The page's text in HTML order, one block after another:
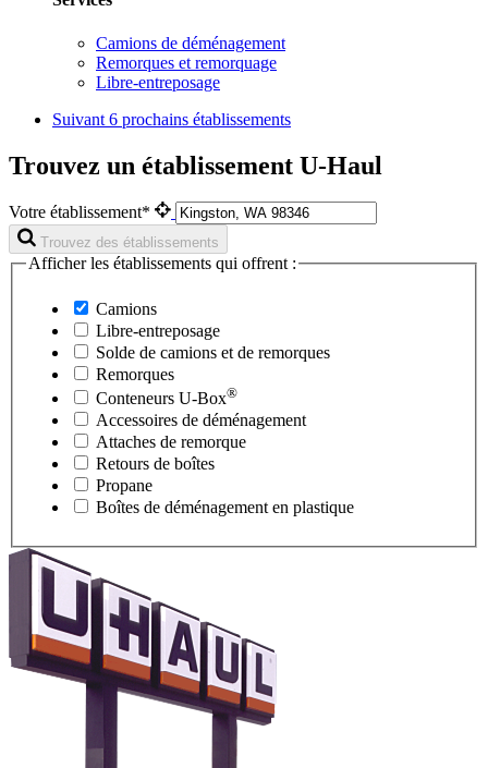
Camions de déménagement
Remorques et remorquage
Libre-entreposage
Suivant 6 prochains établissements
Trouvez un établissement U-Haul
Votre établissement*
Trouvez des établissements
Afficher les établissements qui offrent :
Camions
Libre-entreposage
Solde de camions et de remorques
Remorques
Conteneurs U-Box®
Accessoires de déménagement
Attaches de remorque
Retours de boîtes
Propane
Boîtes de déménagement en plastique